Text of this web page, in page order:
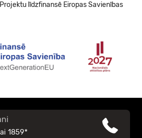
līdzfinansē Eiropas Savienības
1859*